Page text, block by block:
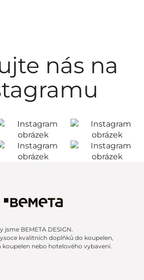
nás na
jsme BEMETA DESIGN.
kvalitních doplňků do koupelen,
koupelen nebo hotelového vybavení.